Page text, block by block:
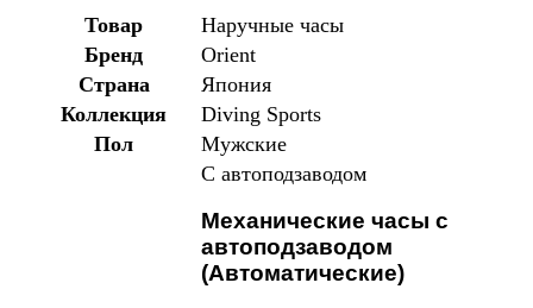
Товар
Наручные часы
Бренд
Orient
Страна
Япония
Коллекция
Diving Sports
Пол
Мужские
С автоподзаводом
Механические часы с
автоподзаводом
(Автоматические)